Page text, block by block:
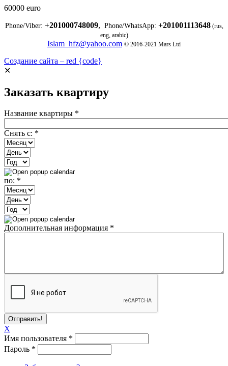
60000 euro
Phone/Viber: +201000748009, Phone/WhatsApp: +201001113648(rus,
eng, arabic)
Islam_hfz@yahoo.com © 2016-2021 Mars Ltd
Создание сайта – red {code}
✕
Заказать квартиру
Название квартиры *
Снять с: *
Месяц
День
Год
по: *
Месяц
День
Год
Дополнительная информация *
X
Имя пользователя *
Пароль *